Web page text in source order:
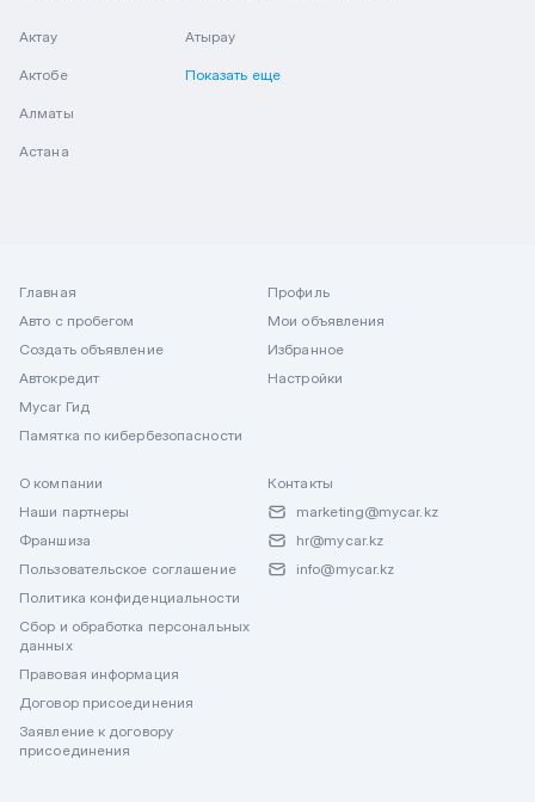
Актау
Актобе
Алматы
Астана
Атырау
Показать еще
Главная
Авто с пробегом
Создать объявление
Автокредит
Mycar Гид
Памятка по кибербезопасности
Профиль
Мои объявления
Избранное
Настройки
О компании
Наши партнеры
Франшиза
Пользовательское соглашение
Политика конфиденциальности
Сбор и обработка персональных
данных
Правовая информация
Договор присоединения
Заявление к договору
присоединения
Контакты
marketing@mycar.kz
hr@mycar.kz
info@mycar.kz